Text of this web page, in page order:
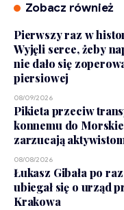
Zobacz również
Pierwszy raz w
Wyjęli serce, żeby
nie dało się
piersiowej
08/09/2026
Pikieta przeciw
konnemu do
zarzucają
08/08/2026
Łukasz Gibała po
ubiegał się o urząd
Krakowa